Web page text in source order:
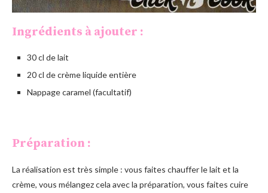
Ingrédients à ajouter :
30 cl de lait
20 cl de crème liquide entière
Nappage caramel (facultatif)
Préparation :
La réalisation est très simple : vous faites chauffer le lait et la
crème, vous mélangez cela avec la préparation, vous faites cuire